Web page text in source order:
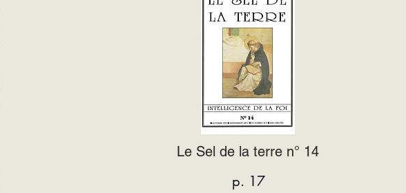
Le Sel de la terre n° 14
p. 17